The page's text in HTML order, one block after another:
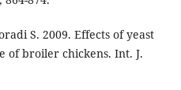
S. 2009. Effects of yeast
of broiler chickens. Int. J.